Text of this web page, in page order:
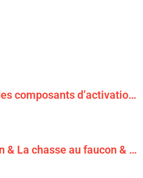
Emplacement des composants d’activation & « Au clair de la lune rouge sang »
Tadhla le faucon & La chasse au faucon & Le faucon déchu